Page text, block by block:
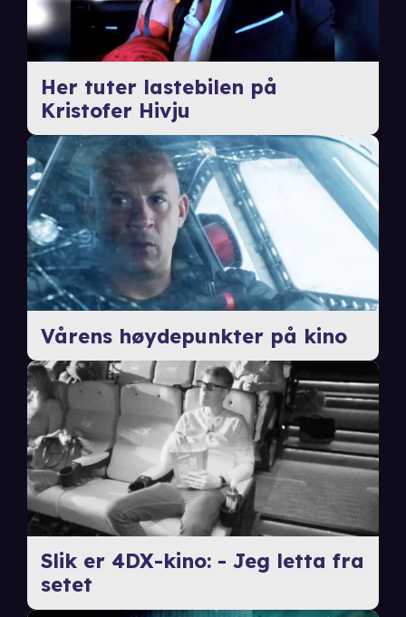
Her tuter lastebilen på
Kristofer Hivju
Vårens høydepunkter på kino
Slik er 4DX-kino: - Jeg letta fra
setet